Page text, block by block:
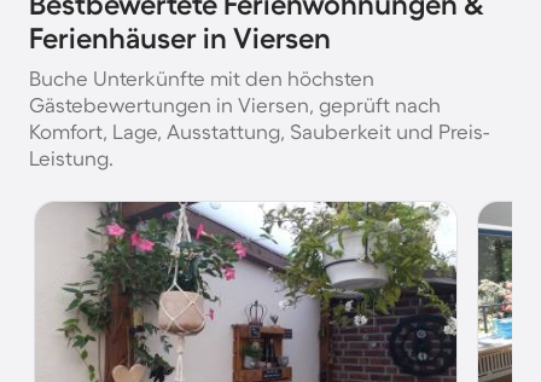
Ferienhäuser in Viersen
Buche Unterkünfte mit den höchsten
Gästebewertungen in Viersen, geprüft nach
Komfort, Lage, Ausstattung, Sauberkeit und Preis-
Leistung.